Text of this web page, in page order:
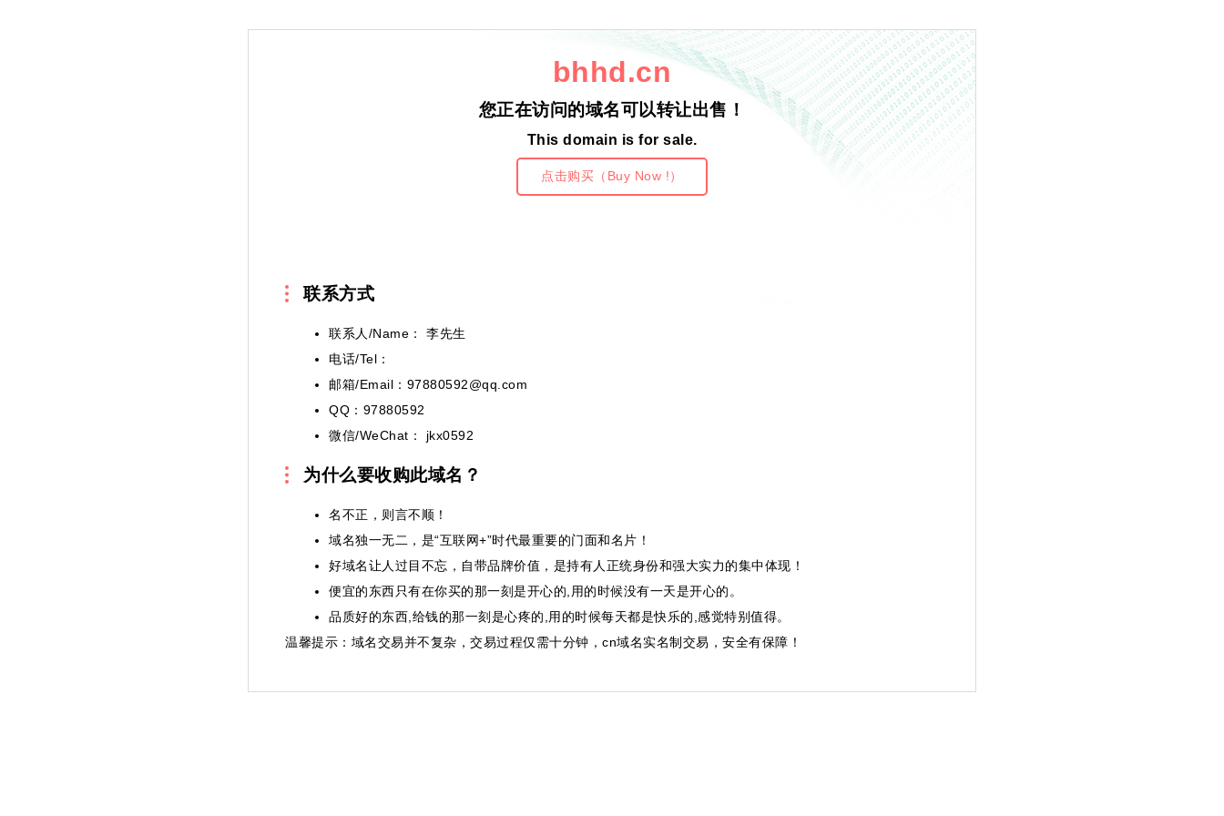
bhhd.cn
您正在访问的域名可以转让出售！
This domain is for sale.
点击购买（Buy Now !）
联系方式
联系人/Name： 李先生
电话/Tel：
邮箱/Email：97880592@qq.com
QQ：97880592
微信/WeChat： jkx0592
为什么要收购此域名？
名不正，则言不顺！
域名独一无二，是“互联网+”时代最重要的门面和名片！
好域名让人过目不忘，自带品牌价值，是持有人正统身份和强大实力的集中体现！
便宜的东西只有在你买的那一刻是开心的,用的时候没有一天是开心的。
品质好的东西,给钱的那一刻是心疼的,用的时候每天都是快乐的,感觉特别值得。
温馨提示 ：域名交易并不复杂，交易过程仅需十分钟，cn域名实名制交易，安全有保障！